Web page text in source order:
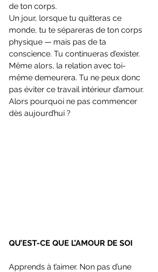
de ton corps.
Un jour, lorsque tu quitteras ce
monde, tu te sépareras de ton corps
physique — mais pas de ta
conscience. Tu continueras d’exister.
Même alors, la relation avec toi-
même demeurera. Tu ne peux donc
pas éviter ce travail intérieur d’amour.
Alors pourquoi ne pas commencer
dès aujourd’hui ?
QU’EST-CE QUE L’AMOUR DE SOI
Apprends à t’aimer. Non pas d’une